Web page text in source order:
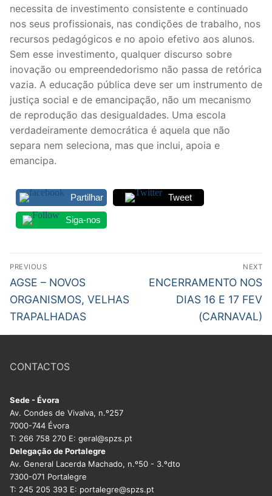
necessita de investimento consistente e continuado
nos seus profissionais, nas condições de trabalho, nos
recursos pedagógicos e no apoio efetivo aos alunos.
Sem esse investimento, qualquer discurso sobre
inovação ou empreendedorismo não passa de retórica
vazia. A educação pública deve ser um instrumento de
justiça social e de emancipação, não um mecanismo
de reprodução das desigualdades. Uma escola
verdadeiramente democrática é aquela que não
separa nem seleciona, mas que inclui, apoia e
emancipa.
Partilhar Tweet
Siga-nos
Navegação
de
artigos
PREVIOUS
Previous
post:
AGSE – NOVOS
ORGANISMOS, VELHAS
TRAPALHADAS
NEXT
Next
ENCERRAMENTO NOS
DIAS 16 E 17 FEV
(CARNAVAL)
CONTACTOS
Sede - Évora
Av. Condes de Vivalva, n.º257
7000-744 Évora
T: 266 758 270 E: geral@spzs.pt
Delegação de Portalegre
Av. General Lacerda Machado, n.º50 - 3.ºdto
7300-071 Portalegre
T: 245 205 393 E: portalegre@spzs.pt